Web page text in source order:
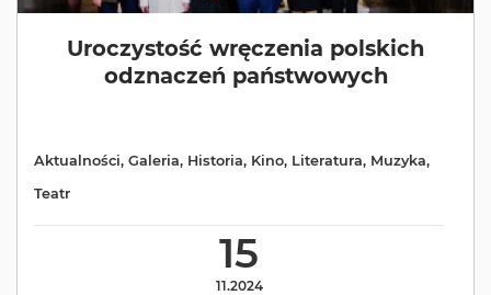
Uroczystość wręczenia polskich
odznaczeń państwowych
15
11.2024
Aktualności, Galeria, Historia, Kino, Literatura, Muzyka,
Teatr